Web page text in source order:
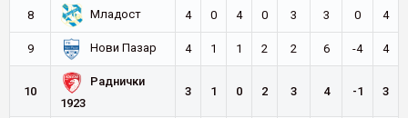
8 Младост 4 0 4 0 3 3 0 4
9 Нови Пазар 4 1 1 2 2 6 -4 4
10
Раднички
1923
3 1 0 2 3 4 -1 3